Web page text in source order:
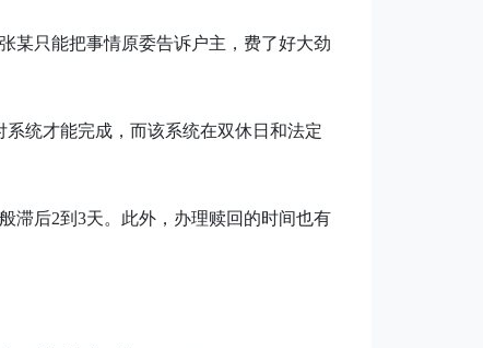
只能把事情原委告诉户主，费了好大劲
统才能完成，而该系统在双休日和法定
滞后2到 3天。此外，办理赎回的时间也有